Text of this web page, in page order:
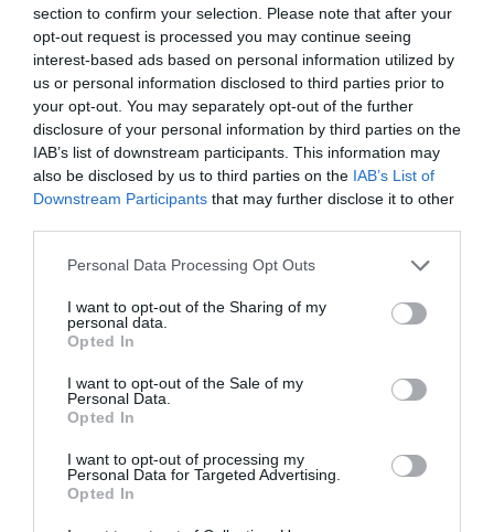
section to confirm your selection. Please note that after your
opt-out request is processed you may continue seeing
interest-based ads based on personal information utilized by
us or personal information disclosed to third parties prior to
your opt-out. You may separately opt-out of the further
disclosure of your personal information by third parties on the
IAB’s list of downstream participants. This information may
also be disclosed by us to third parties on the IAB’s List of
Downstream Participants that may further disclose it to other
Please note that this website/app uses one or more Google
not limited to your visit or usage behaviour. You may click to
grant or deny consent to Google and its third-party tags to
use your data for below specified purposes in below Google
consent section.
Personal Data Processing Opt Outs
I want to opt-out of the Sharing of my
personal data.
Opted In
I want to opt-out of the Sale of my
Personal Data.
Opted In
I want to opt-out of processing my
Personal Data for Targeted Advertising.
Opted In
A Supra jövőjéről beszélt Tada Tecuja
Akár 510 lóerős is lehet a Toyota Supra
csúcsváltozata